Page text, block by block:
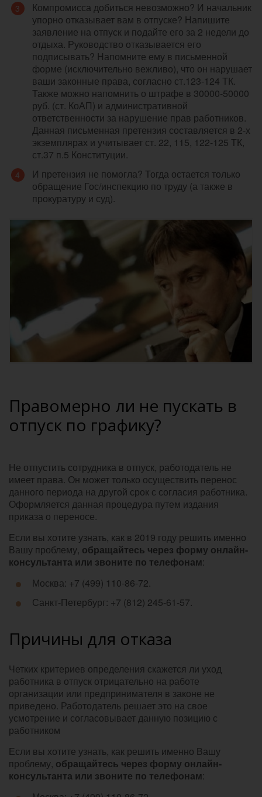
Компромисса добиться невозможно? И начальник
упорно отказывает вам в отпуске? Напишите
заявление на отпуск и подайте его за 2 недели до
отдыха. Руководство отказывается его
подписывать? Напомните ему в письменной
форме (исключительно вежливо), что он нарушает
ваши законные права, согласно ст.123-124 ТК.
Также можно напомнить о штрафе в 30000-50000
руб. (ст. КоАП) и административной
ответственности за нарушение прав работников.
Данная письменная претензия составляется в 2-х
экземплярах и учитывает ст. 22, 115, 122-125 ТК,
ст.37 п.5 Конституции.
И претензия не помогла? Тогда остается только
обращение Гос/инспекцию по труду (а также в
прокуратуру и суд).
Правомерно ли не пускать в
отпуск по графику?
Не отпустить сотрудника в отпуск, работодатель не
имеет права. Он может только осуществить перенос
данного периода на другой срок с согласия работника.
Оформляется данная процедура путем издания
приказа о переносе.
Если вы хотите узнать, как в 2019 году решить именно
Вашу проблему, обращайтесь через форму онлайн-
консультанта или звоните по телефонам:
Москва: +7 (499) 110-86-72.
Санкт-Петербург: +7 (812) 245-61-57.
Причины для отказа
Четких критериев определения скажется ли уход
работника в отпуск отрицательно на работе
организации или предпринимателя в законе не
приведено. Работодатель решает это на свое
усмотрение и согласовывает данную позицию с
работником
Если вы хотите узнать, как решить именно Вашу
проблему, обращайтесь через форму онлайн-
консультанта или звоните по телефонам: